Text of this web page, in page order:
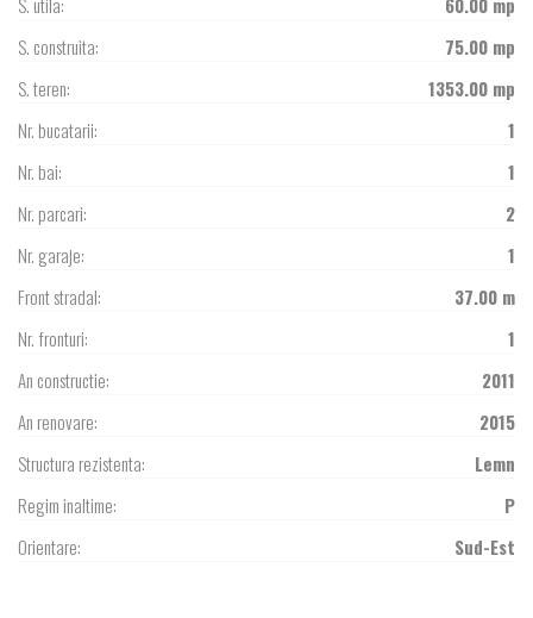
S. construita:
75.00 mp
S. teren:
1353.00 mp
Nr. bucatarii:
1
Nr. bai:
1
Nr. parcari:
2
Nr. garaje:
1
Front stradal:
37.00 m
Nr. fronturi:
1
An constructie:
2011
An renovare:
2015
Structura rezistenta:
Lemn
Regim inaltime:
P
Orientare:
Sud-Est